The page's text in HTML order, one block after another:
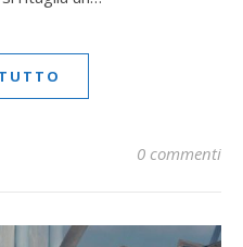
0 commenti